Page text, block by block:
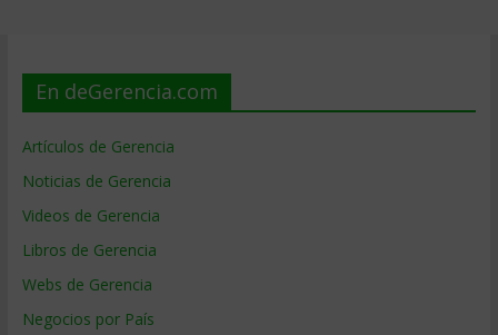
En deGerencia.com
Artículos de Gerencia
Noticias de Gerencia
Videos de Gerencia
Libros de Gerencia
Webs de Gerencia
Negocios por País